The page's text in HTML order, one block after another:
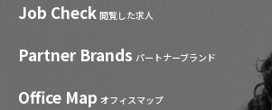
Job Check 閲覧した求人
Partner Brands パートナーブランド
Office Map オフィスマップ